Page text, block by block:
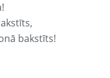
bakstīts!